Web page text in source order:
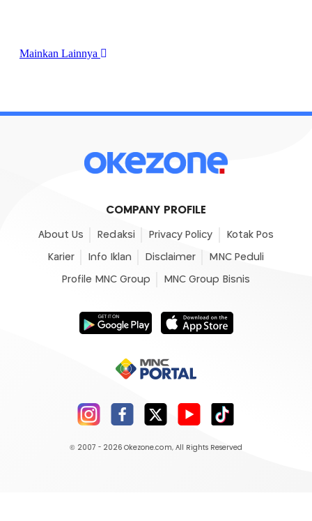
COMPANY PROFILE
About Us Redaksi Privacy Policy Kotak Pos
Karier Info Iklan Disclaimer MNC Peduli
Profile MNC Group MNC Group Bisnis
© 2007 - 2026 Okezone.com, All Rights Reserved